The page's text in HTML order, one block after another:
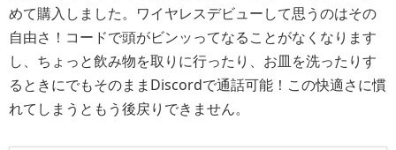
めて購入しました。ワイヤレスデビューして思うのはその
自由さ！コードで頭がビンッってなることがなくなります
し、ちょっと飲み物を取りに行ったり、お皿を洗ったりす
るときにでもそのままDiscordで通話可能！この快適さに慣
れてしまうともう後戻りできません。